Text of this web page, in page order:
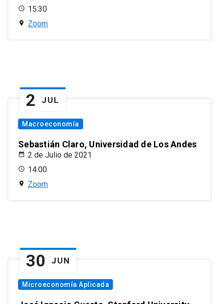
15:30
Zoom
2 JUL
Macroeconomía
Sebastián Claro, Universidad de Los Andes
2 de Julio de 2021
14:00
Zoom
30 JUN
Microeconomía Aplicada